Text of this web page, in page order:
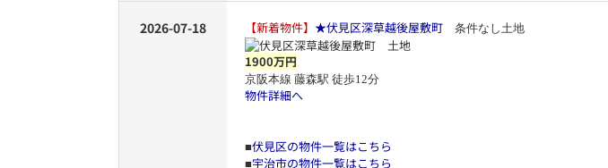
2026-07-18 【新着物件】 ★伏見区深草越後屋敷町 条件なし土地
1900万円
京阪本線 藤森駅 徒歩12分
物件詳細へ
■伏見区の物件一覧はこちら
■宇治市の物件一覧はこちら